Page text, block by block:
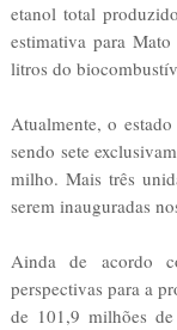
etanol total
estimativa para
litros do
Atualmente, o
sendo sete
milho. Mais três
serem inauguradas
Ainda de acordo
perspectivas para a
de 101,9 milhões